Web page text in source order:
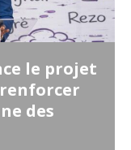
le projet
renforcer
des